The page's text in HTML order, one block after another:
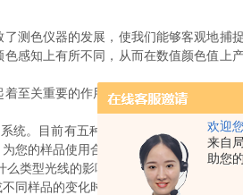
欢迎
来自
助您
色仪器的发展，使我们能够客观地捕
感知上有所不同，从而在数值颜色值
关重要的作用。任何这些因素的变化
。目前有五种完整颜色空间可供使用
您的样品使用合适的颜色空间并且每次
型光线的影响。测色仪可以使用许多
同样品的变化时，您必须使用相同类型的